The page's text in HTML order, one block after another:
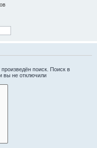
поиск. Поиск в
вы не отключили